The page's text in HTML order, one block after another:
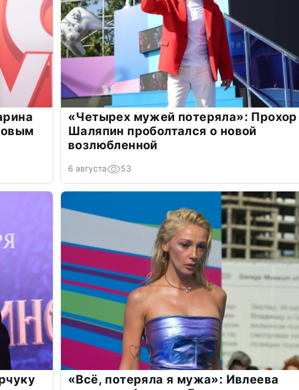
«Четырех мужей потеряла»: Прохор
Шаляпин проболтался о новой
возлюбленной
6 августа 53
«Всё, потеряла я мужа»: Ивлеева